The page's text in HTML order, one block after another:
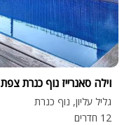
וילה סאנרייז נוף כנרת צפת
גליל עליון, נוף כנרת
12 חדרים